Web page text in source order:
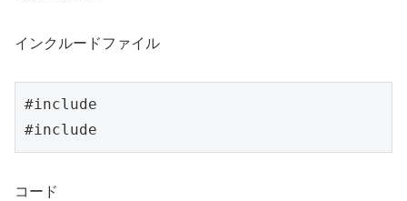
インクルードファイル
#include
#include
コード